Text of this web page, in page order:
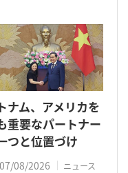
ナム、アメリカを
重要なパートナー
つと位置づけ
07/08/2026 ニュース